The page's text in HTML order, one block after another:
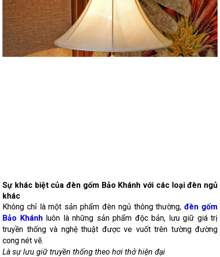
Sự khác biệt của đèn gốm Bảo Khánh với các loại đèn ngủ
khác
Không chỉ là một sản phẩm đèn ngủ thông thường,đèn gốm
Bảo Khánhluôn là những sản phẩm độc bản, lưu giữ giá trị
truyền thống và nghệ thuật được ve vuốt trên tường đường
cong nét vẽ.
Là sự lưu giữ truyền thống theo hơi thở hiện đại